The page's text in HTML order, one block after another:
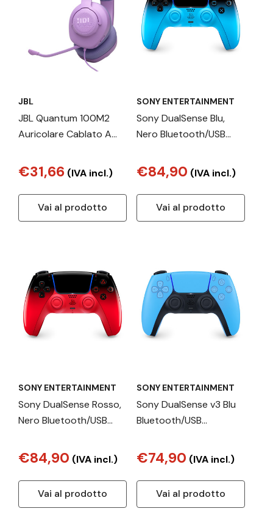
JBL
JBL Quantum 100M2
Auricolare Cablato A
€31,66 (IVA incl.)
Vai al prodotto
SONY ENTERTAINMENT
Sony DualSense Blu,
Nero Bluetooth/USB
Analogico/Digitale
Android, MAC, PC,
PlayStation 5, iOS
€84,90 (IVA incl.)
Vai al prodotto
SONY ENTERTAINMENT
Sony DualSense Rosso,
Nero Bluetooth/USB
Analogico/Digitale
Android, MAC, PC,
PlayStation 5, iOS
€84,90 (IVA incl.)
Vai al prodotto
SONY ENTERTAINMENT
Sony DualSense v3 Blu
Bluetooth/USB
Analogico/Digitale
PlayStation 5
€74,90 (IVA incl.)
Vai al prodotto